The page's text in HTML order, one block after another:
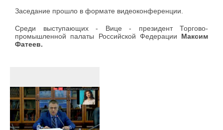
Заседание прошло в формате видеоконференции.
Среди выступающих - Вице - президент Торгово-
промышленной палаты Российской Федерации Максим
Фатеев.